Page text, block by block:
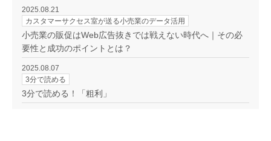
2025.08.21
カスタマーサクセス室が送る小売業のデータ活用
小売業の販促はWeb広告抜きでは戦えない時代へ｜その必
要性と成功のポイントとは？
2025.08.07
3分で読める
3分で読める！「粗利」